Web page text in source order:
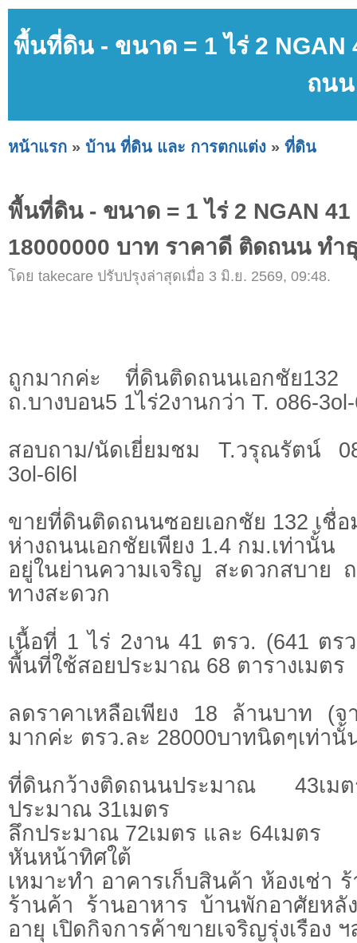
พื้นที่ดิน - ขนาด = 1 ไร่ 2 NGAN
ถนน
หน้าแรก » บ้าน ที่ดิน และ การตกแต่ง » ที่ดิน
พื้นที่ดิน - ขนาด = 1 ไร่ 2 NGAN 41
18000000 บาท ราคาดี ติดถนน ทำ
โดย takecare ปรับปรุงล่าสุดเมื่อ 3 มิ.ย. 2569, 09:48.
ถูกมากค่ะ ที่ดินติดถนนเอกชัย132
ถ.บางบอน5 1ไร่2งานกว่า T. o86-
สอบถาม/นัดเยี่ยมชม T.วรุณรัตน์
3ol-6l6l
ขายที่ดินติดถนนซอยเอกชัย 132 เชื่
ห่างถนนเอกชัยเพียง 1.4 กม.เท่านั้น
อยู่ในย่านความเจริญ สะดวกสบาย
ทางสะดวก
เนื้อที่ 1 ไร่ 2งาน 41 ตรว. (641 ต
พื้นที่ใช้สอยประมาณ 68 ตารางเมตร
ลดราคาเหลือเพียง 18 ล้านบาท (
มากค่ะ ตรว.ละ 28000บาทนิดๆเท่านั้
ที่ดินกว้างติดถนนประมาณ 43เม
ประมาณ 31เมตร
ลึกประมาณ 72เมตร และ 64เมตร
หันหน้าทิศใต้
เหมาะทำ อาคารเก็บสินค้า ห้องเช่า
ร้านค้า ร้านอาหาร บ้านพักอาศัยห
อายุ เปิดกิจการค้าขายเจริญรุ่งเรือง ฯ